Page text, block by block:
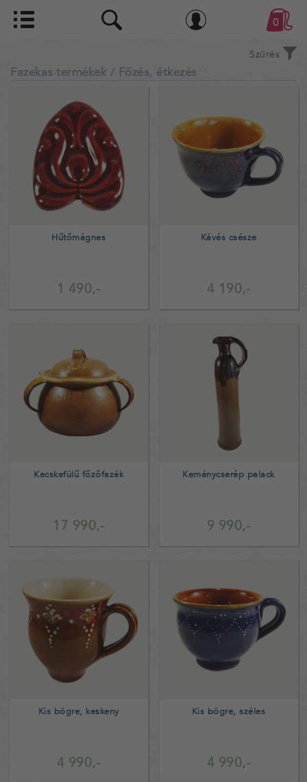
0
Szűrés
Fazekas termékek / Főzés, étkezés
1 490,-
Hűtőmágnes
4 190,-
Kávés csésze
17 990,-
Kecskefülű főzőfazék
9 990,-
Keménycserép palack
4 990,-
Kis bögre, keskeny
4 990,-
Kis bögre, széles